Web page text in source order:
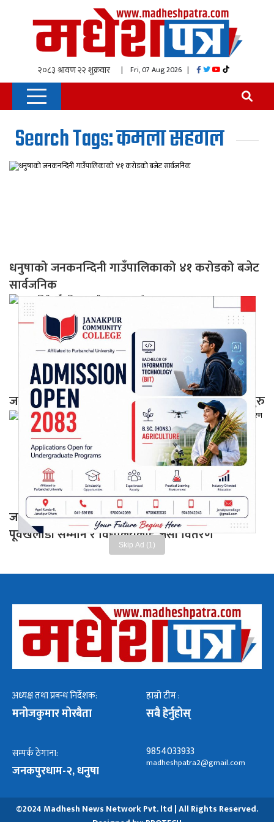
Skip Ad (1)
| Fri, 07 Aug 2026 |
Search Tags: कमला सहगल
धनुषाको जनकनन्दिनी गाउँपालिकाको ४१ करोडको बजेट
सार्वजनिक
जनकनन्दिनी गाउँपालिकामा ग्रामीण अल्ट्रासाउण्ड सेवा सुरु
जनकनन्दिनीमा प्रथम उपाध्यक्ष फुटबल टुर्नामेन्ट सुरु,
पूर्वखेलाडी सम्मान र विद्यालयलाई जर्सी वितरण
अध्यक्ष तथा प्रबन्ध निर्देशक:
मनोजकुमार मोरबैता
हाम्रो टीम :
सबै हेर्नुहोस्
सम्पर्क ठेगाना:
जनकपुरधाम-२, धनुषा
9854033933
madheshpatra2@gmail.com
©2024 Madhesh News Network Pvt. ltd | All Rights Reserved.